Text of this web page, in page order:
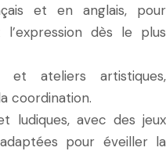
et en anglais, pour
dès le plus
et ateliers artistiques,
coordination.
ludiques, avec des jeux
pour éveiller la